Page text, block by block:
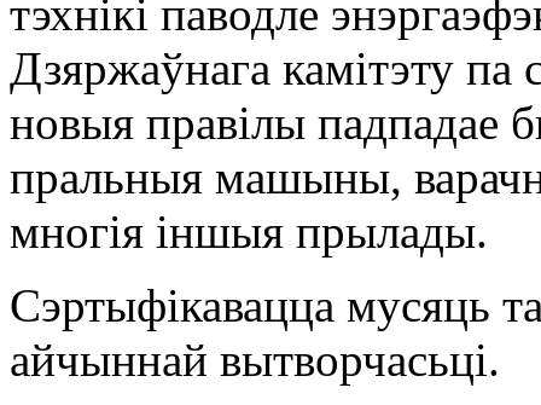
тэхнікі паводле
Дзяржаўнага камітэту па
новыя правілы падпадае
пральныя машыны,
многія іншыя прылады.
Сэртыфікавацца мусяць
айчыннай вытворчасьці.